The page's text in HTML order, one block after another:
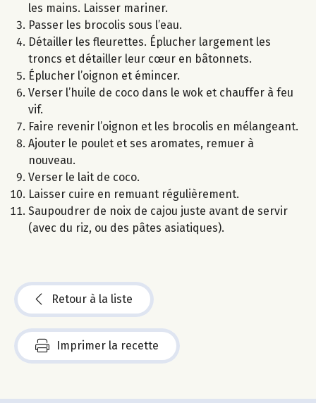
les mains. Laisser mariner.
Passer les brocolis sous l’eau.
Détailler les fleurettes. Éplucher largement les
troncs et détailler leur cœur en bâtonnets.
Éplucher l’oignon et émincer.
Verser l’huile de coco dans le wok et chauffer à feu
vif.
Faire revenir l’oignon et les brocolis en mélangeant.
Ajouter le poulet et ses aromates, remuer à
nouveau.
Verser le lait de coco.
Laisser cuire en remuant régulièrement.
Saupoudrer de noix de cajou juste avant de servir
(avec du riz, ou des pâtes asiatiques).
Retour à la liste
Imprimer la recette